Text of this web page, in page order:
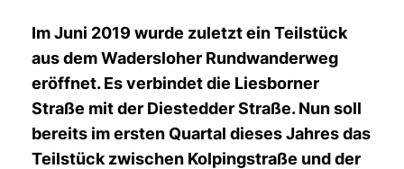
Im Juni 2019 wurde zuletzt ein Teilstück
aus dem Wadersloher Rundwanderweg
eröffnet. Es verbindet die Liesborner
Straße mit der Diestedder Straße. Nun soll
bereits im ersten Quartal dieses Jahres das
Teilstück zwischen Kolpingstraße und der